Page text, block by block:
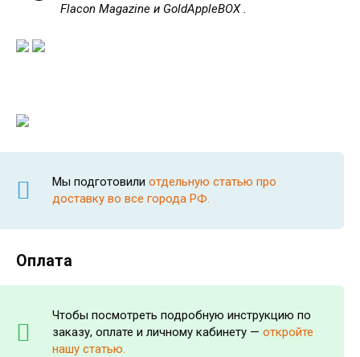
Flacon Magazine и GoldAppleBOX .
Мы подготовили отдельную статью про
доставку во все города РФ.
Оплата
Чтобы посмотреть подробную инструкцию по
заказу, оплате и личному кабинету — откройте
нашу статью.